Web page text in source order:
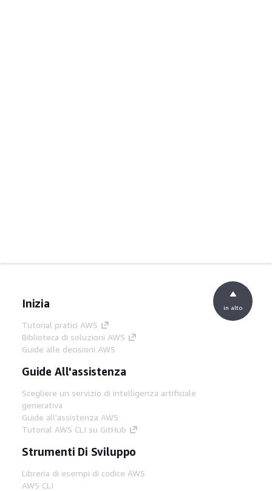
Inizia
Tutorial pratici AWS
Biblioteca di soluzioni AWS
Guide alle decisioni AWS
Guide All'assistenza
Scegliere un servizio di intelligenza artificiale
generativa
Guide all'assistenza AWS
Tutorial AWS CLI su GitHub
Strumenti Di Sviluppo
Libreria di esempi di codice AWS
AWS CLI
in alto